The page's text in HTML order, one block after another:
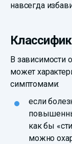
навсегда
В зависимости
может
симптомами:
если
как бы
можно